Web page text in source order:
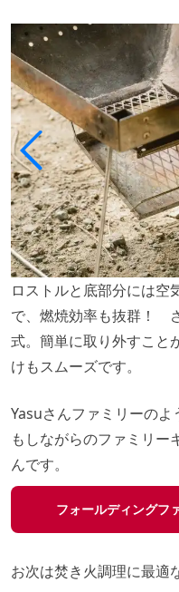
ロストルと底部分には空
で、燃焼効率も抜群！
式。簡単に取り外すこと
けもスムーズです。
Yasuさんファミリーの
もしながらのファミリー
んです。
フォールディングフ
お次は焚き火調理に最適